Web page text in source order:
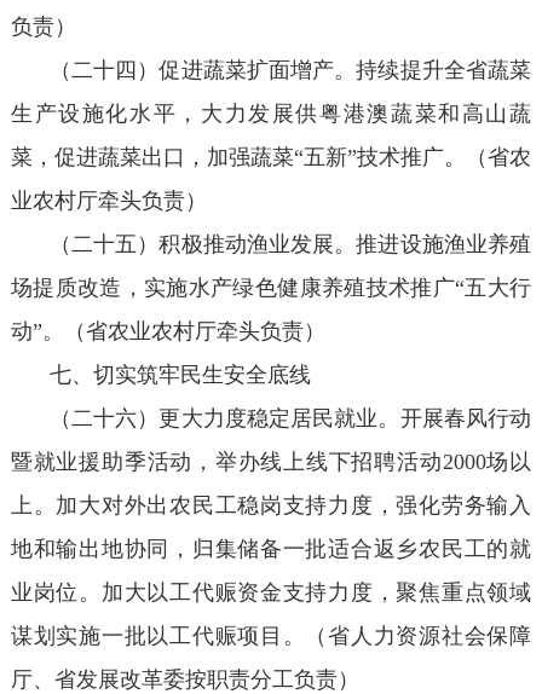
负责）
（二十四）促进蔬菜扩面增产。持续提升全省蔬菜
生产设施化水平，大力发展供粤港澳蔬菜和高山蔬
菜，促进蔬菜出口，加强蔬菜“五新”技术推广。（省农
业农村厅牵头负责）
（二十五）积极推动渔业发展。推进设施渔业养殖
场提质改造，实施水产绿色健康养殖技术推广“五大行
动”。（省农业农村厅牵头负责）
七、切实筑牢民生安全底线
（二十六）更大力度稳定居民就业。开展春风行动
暨就业援助季活动，举办线上线下招聘活动2000场以
上。加大对外出农民工稳岗支持力度，强化劳务输入
地和输出地协同，归集储备一批适合返乡农民工的就
业岗位。加大以工代赈资金支持力度，聚焦重点领域
谋划实施一批以工代赈项目。（省人力资源社会保障
厅、省发展改革委按职责分工负责）